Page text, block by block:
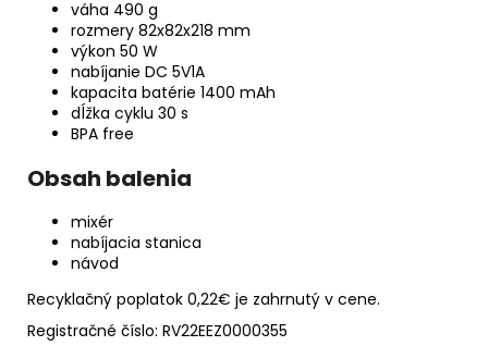
váha 490 g
rozmery 82x82x218 mm
výkon 50 W
nabíjanie DC 5V1A
kapacita batérie 1400 mAh
dĺžka cyklu 30 s
BPA free
Obsah balenia
mixér
nabíjacia stanica
návod
Recyklačný poplatok 0,22€ je zahrnutý v cene.
Registračné číslo: RV22EEZ0000355